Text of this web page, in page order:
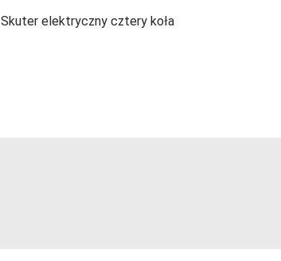
Skuter elektryczny cztery koła